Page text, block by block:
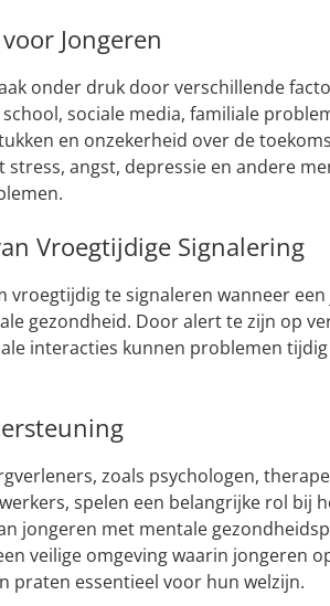
Jongeren
onder druk door verschillende
sociale media, familiale
en onzekerheid over de
stress, angst, depressie en andere
Vroegtijdige Signalering
vroegtijdig te signaleren wanneer
gezondheid. Door alert te zijn op
interacties kunnen problemen
zoals psychologen,
spelen een belangrijke rol bij
jongeren met mentale
veilige omgeving waarin jongeren
praten essentieel voor hun welzijn.